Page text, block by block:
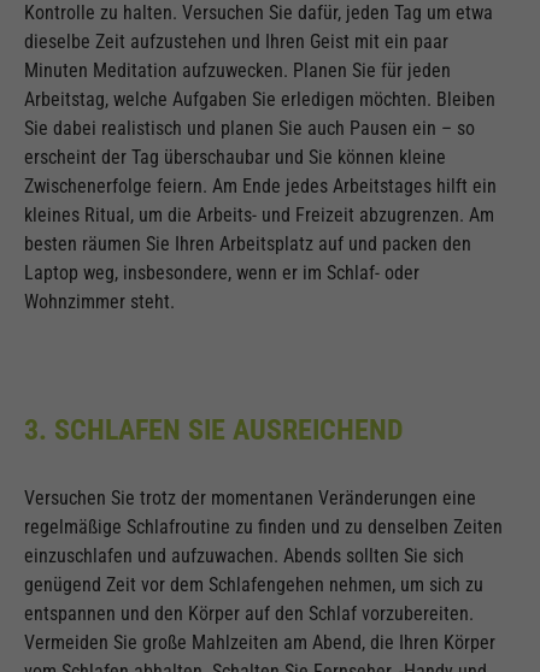
Kontrolle zu halten. Versuchen Sie dafür, jeden Tag um etwa
dieselbe Zeit aufzustehen und Ihren Geist mit ein paar
Minuten Meditation aufzuwecken. Planen Sie für jeden
Arbeitstag, welche Aufgaben Sie erledigen möchten. Bleiben
Sie dabei realistisch und planen Sie auch Pausen ein – so
erscheint der Tag überschaubar und Sie können kleine
Zwischenerfolge feiern. Am Ende jedes Arbeitstages hilft ein
kleines Ritual, um die Arbeits- und Freizeit abzugrenzen. Am
besten räumen Sie Ihren Arbeitsplatz auf und packen den
Laptop weg, insbesondere, wenn er im Schlaf- oder
Wohnzimmer steht.
3. SCHLAFEN SIE AUSREICHEND
Versuchen Sie trotz der momentanen Veränderungen eine
regelmäßige Schlafroutine zu finden und zu denselben Zeiten
einzuschlafen und aufzuwachen. Abends sollten Sie sich
genügend Zeit vor dem Schlafengehen nehmen, um sich zu
entspannen und den Körper auf den Schlaf vorzubereiten.
Vermeiden Sie große Mahlzeiten am Abend, die Ihren Körper